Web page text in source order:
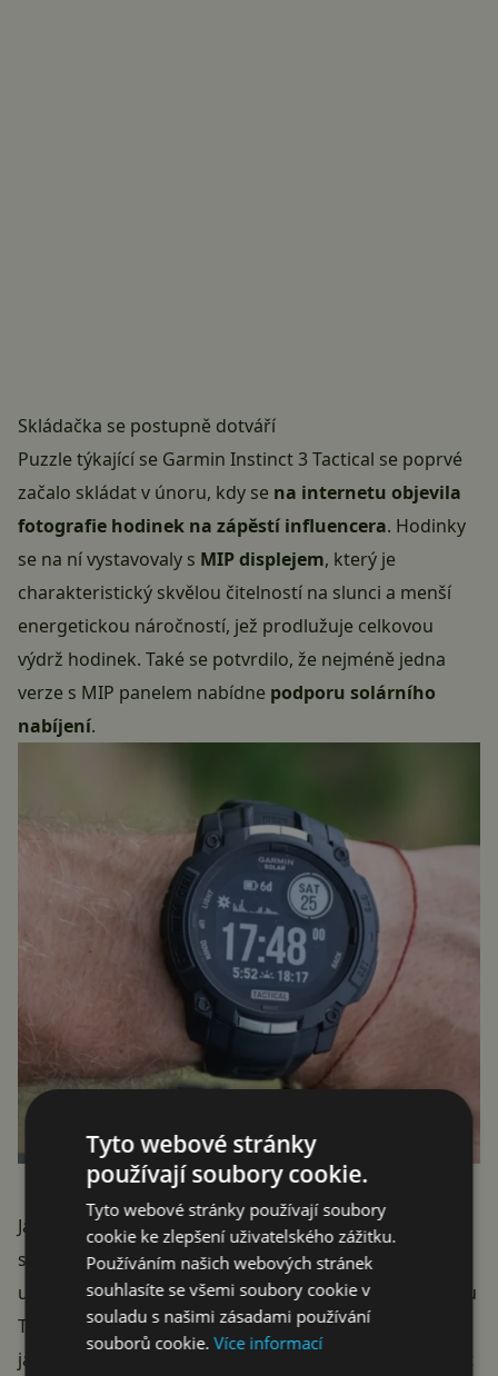
Skládačka se postupně dotváří
Puzzle týkající se Garmin Instinct 3 Tactical se poprvé
začalo skládat v únoru, kdy se na internetu objevila
fotografie hodinek na zápěstí influencera. Hodinky
se na ní vystavovaly s MIP displejem, který je
charakteristický skvělou čitelností na slunci a menší
energetickou náročností, jež prodlužuje celkovou
výdrž hodinek. Také se potvrdilo, že nejméně jedna
verze s MIP panelem nabídne podporu solárního
nabíjení.
Jak si nicméně všimli bystří fanoušci Garminu na
sociální sítiReddit, samotný výrobce hodinky předvedl
už v dříve uveřejněnétiskové zprávětýkající se modelu
Tactix 8, a to sbarevným AMOLED displejem
jako u základního modelu Instinct 3 si tak budou moct
Tyto webové stránky
používají soubory cookie.
Tyto webové stránky používají soubory
cookie ke zlepšení uživatelského zážitku.
Používáním našich webových stránek
souhlasíte se všemi soubory cookie v
souladu s našimi zásadami používání
souborů cookie.Více informací